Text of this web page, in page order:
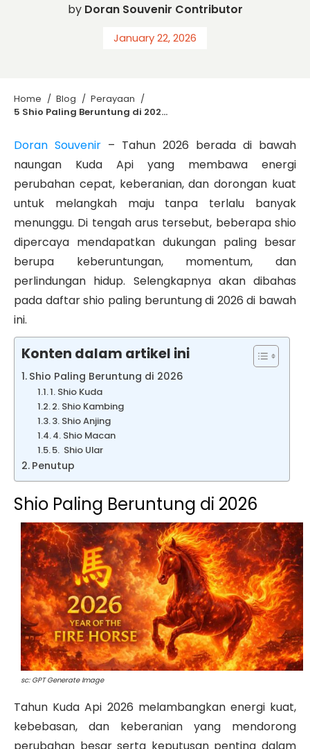
by Doran Souvenir Contributor
January 22, 2026
Home / Blog / Perayaan /
5 Shio Paling Beruntung di 2026 Tahun Kuda Api Menurut Astrologi Tionghoa
Doran Souvenir – Tahun 2026 berada di bawah
naungan Kuda Api yang membawa energi
perubahan cepat, keberanian, dan dorongan kuat
untuk melangkah maju tanpa terlalu banyak
menunggu. Di tengah arus tersebut, beberapa shio
dipercaya mendapatkan dukungan paling besar
berupa keberuntungan, momentum, dan
perlindungan hidup. Selengkapnya akan dibahas
pada daftar shio paling beruntung di 2026 di bawah
ini.
Konten dalam artikel ini
Shio Paling Beruntung di 2026
1. Shio Kuda
2. Shio Kambing
3. Shio Anjing
4. Shio Macan
5. Shio Ular
Penutup
Shio Paling Beruntung di 2026
sc: GPT Generate Image
Tahun Kuda Api 2026 melambangkan energi kuat,
kebebasan, dan keberanian yang mendorong